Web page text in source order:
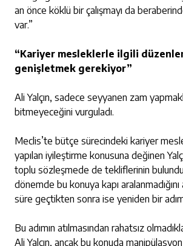
an önce köklü bir çalışmayı da
var.”
“Kariyer mesleklerle ilgili
genişletmek gerekiyor”
Ali Yalçın, sadece seyyanen zam
bitmeyeceğini vurguladı.
Meclis’te bütçe sürecindeki kariyer
yapılan iyileştirme konusuna değinen
toplu sözleşmede de tekliflerinin
dönemde bu konuya kapı
süre geçtikten sonra ise yeniden bir adım
Bu adımın atılmasından rahatsız
Ali Yalçın, ancak bu konuda manipülasyon